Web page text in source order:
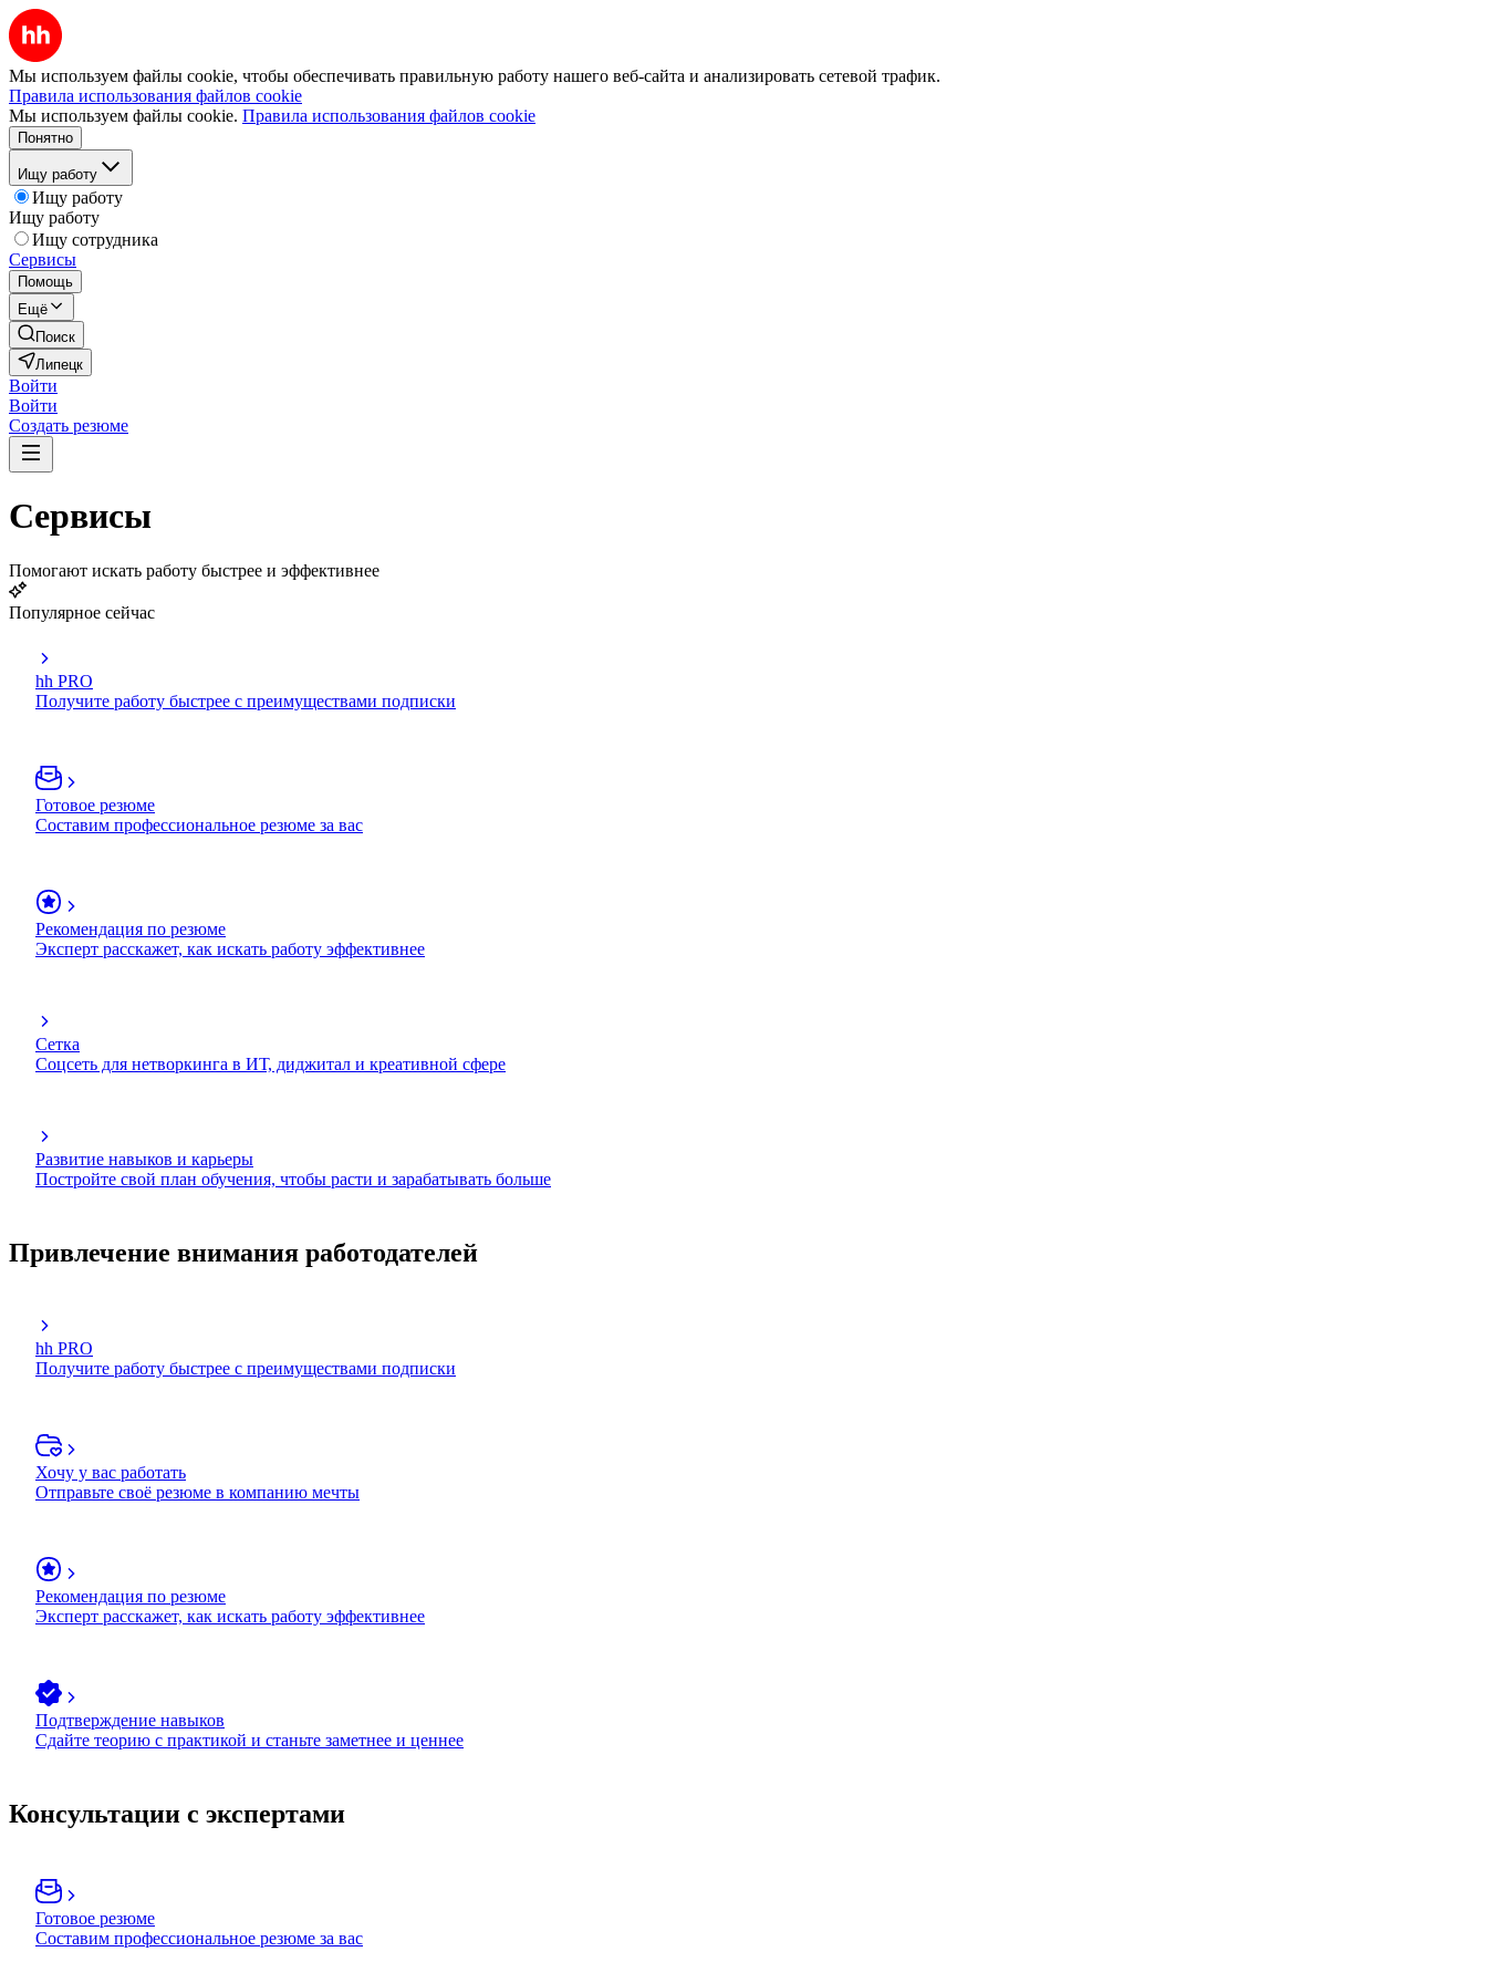
Мы используем файлы cookie, чтобы обеспечивать правильную работу нашего веб-сайта и анализировать сетевой трафик.
Правила использования файлов cookie
Мы используем файлы cookie. Правила использования файлов cookie
Понятно
Ищу работу
Ищу работу
Ищу работу
Ищу сотрудника
Сервисы
Помощь
Ещё
Поиск
Липецк
Войти
Войти
Создать резюме
Сервисы
Помогают искать работу быстрее и эффективнее
Популярное сейчас
hh PRO
Получите работу быстрее с преимуществами подписки
Готовое резюме
Составим профессиональное резюме за вас
Рекомендация по резюме
Эксперт расскажет, как искать работу эффективнее
Сетка
Соцсеть для нетворкинга в ИТ, диджитал и креативной сфере
Развитие навыков и карьеры
Постройте свой план обучения, чтобы расти и зарабатывать больше
Привлечение внимания работодателей
hh PRO
Получите работу быстрее с преимуществами подписки
Хочу у вас работать
Отправьте своё резюме в компанию мечты
Рекомендация по резюме
Эксперт расскажет, как искать работу эффективнее
Подтверждение навыков
Сдайте теорию с практикой и станьте заметнее и ценнее
Консультации с экспертами
Готовое резюме
Составим профессиональное резюме за вас